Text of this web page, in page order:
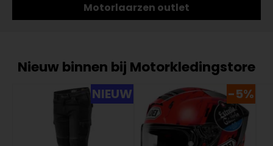
Motorlaarzen outlet
Nieuw binnen bij Motorkledingstore
NIEUW -5%